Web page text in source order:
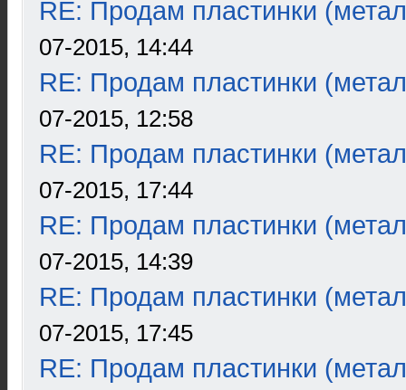
RE: Продам пластинки
07-2015, 14:44
RE: Продам пластинки
07-2015, 12:58
RE: Продам пластинки
07-2015, 17:44
RE: Продам пластинки
07-2015, 14:39
RE: Продам пластинки
07-2015, 17:45
RE: Продам пластинки